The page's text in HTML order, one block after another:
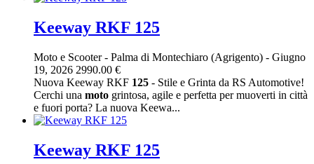
Keeway RKF 125
Moto e Scooter- Palma di Montechiaro (Agrigento) - Giugno
19, 2026 2990.00 €
Nuova Keeway RKF 125 - Stile e Grinta da RS Automotive!
Cerchi una moto grintosa, agile e perfetta per muoverti in città
e fuori porta? La nuova Keewa...
Keeway RKF 125